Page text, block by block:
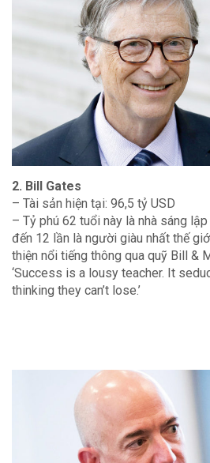
2. Bill Gates
– Tài sản hiện tại: 96,5 tỷ USD
– Tỷ phú 62 tuổi này là nhà sáng
đến 12 lần là người giàu nhất thế
thiện nổi tiếng thông qua quỹ Bill &
‘Success is a lousy teacher. It
thinking they can’t lose.’